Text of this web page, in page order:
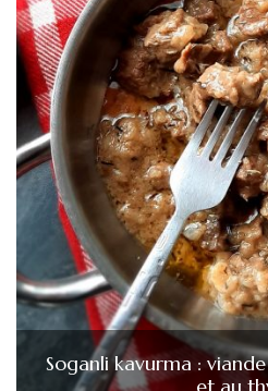
Soganli kavurma :